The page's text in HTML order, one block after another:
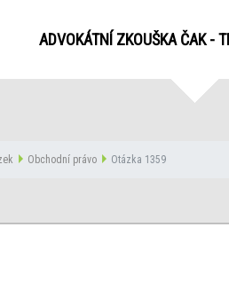
ADVOKÁTNÍ ZKOUŠKA ČAK -
Obchodní právo Otázka 1359